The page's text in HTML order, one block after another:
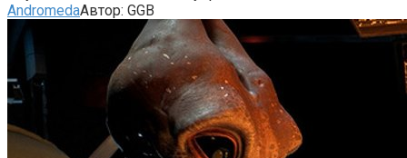
AndromedaАвтор: GGB